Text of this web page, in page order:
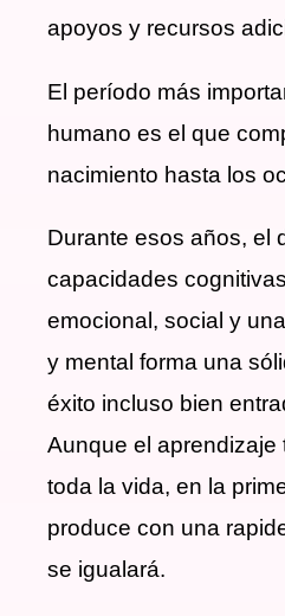
apoyos y recursos
El período más
humano es el que
nacimiento hasta los
Durante esos años, el
capacidades
emocional, social y
y mental forma una
éxito incluso bien
Aunque el aprendizaje
toda la vida, en la
produce con una
se igualará.